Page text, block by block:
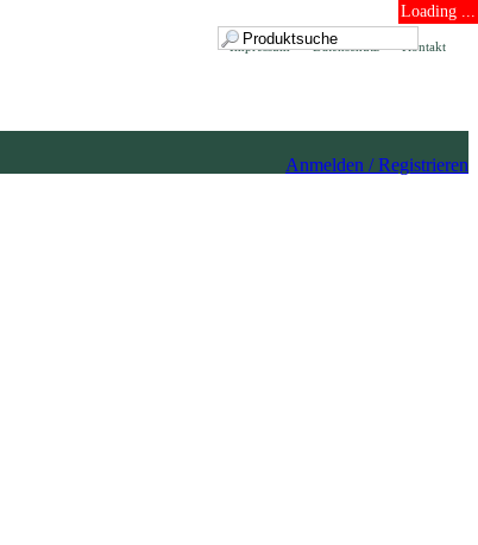
Loading ...
Kontakt
Datenschutz
Impressum
Anmelden / Registrieren